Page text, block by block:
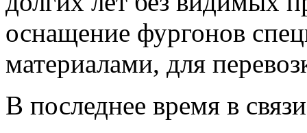
оснащение фургонов
материалами, для
В последнее время в